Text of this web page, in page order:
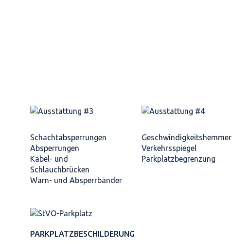
Schacht­absperrungen
Absperrungen
Kabel- und
Schlauchbrücken
Warn- und Absperrbänder
Geschwindigkeits­hemmer
Verkehrsspiegel
Parkplatz­begrenzung
PARKPLATZ­BESCHILDERUNG